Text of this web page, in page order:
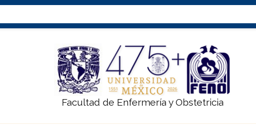
Facultad de Enfermería y Obstetricia